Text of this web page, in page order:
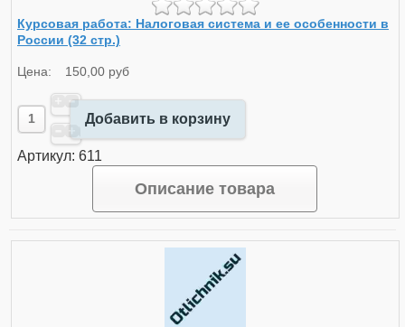
Курсовая работа: Налоговая система и ее особенности в
России (32 стр.)
Цена: 150,00 руб
Добавить в корзину
Артикул: 611
Описание товара